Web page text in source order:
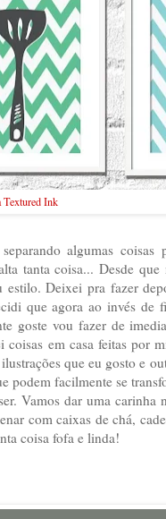
Textured Ink
algumas coisas
tanta coisa... Desde
Deixei pra fazer
que agora ao invés de
goste vou fazer de
em casa feitas por
que eu gosto e
podem facilmente se
Vamos dar uma carinha
com caixas de chá,
coisa fofa e linda!